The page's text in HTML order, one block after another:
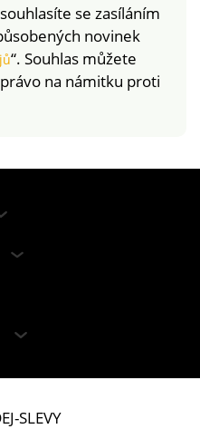
se zasíláním
novinek
“. Souhlas můžete
na námitku proti
SLEVY